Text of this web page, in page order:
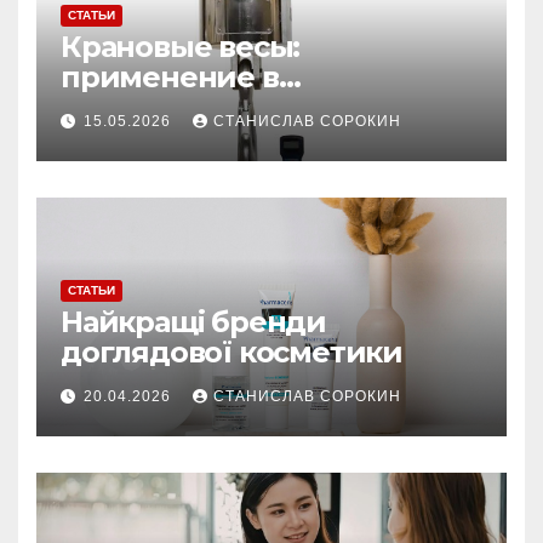
СТАТЬИ
Крановые весы:
применение в
производстве и
строительстве
15.05.2026 СТАНИСЛАВ СОРОКИН
СТАТЬИ
Найкращі бренди
доглядової косметики
20.04.2026 СТАНИСЛАВ СОРОКИН